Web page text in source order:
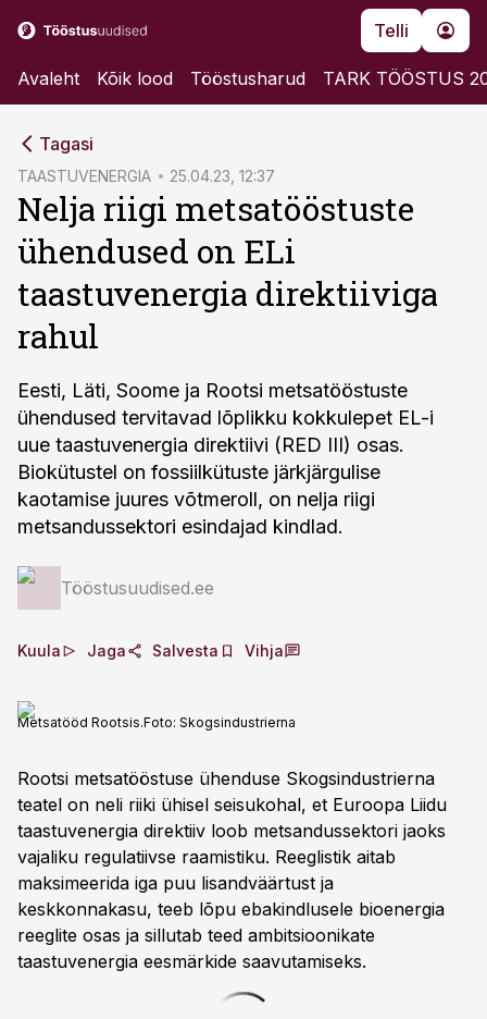
Telli
Avaleht Kõik lood Tööstusharud TARK TÖÖSTUS
Tagasi
TAASTUVENERGIA 25.04.23, 12:37
Nelja riigi metsatööstuste
ühendused on ELi
taastuvenergia direktiiviga
rahul
Eesti, Läti, Soome ja Rootsi metsatööstuste
ühendused tervitavad lõplikku kokkulepet EL-i
uue taastuvenergia direktiivi (RED III) osas.
Biokütustel on fossiilkütuste järkjärgulise
kaotamise juures võtmeroll, on nelja riigi
metsandussektori esindajad kindlad.
Tööstusuudised.ee
Kuula Jaga Salvesta Vihja
Metsatööd Rootsis.Foto: Skogsindustrierna
Rootsi metsatööstuse ühenduse Skogsindustrierna
teatel on neli riiki ühisel seisukohal, et Euroopa Liidu
taastuvenergia direktiiv loob metsandussektori jaoks
vajaliku regulatiivse raamistiku. Reeglistik aitab
maksimeerida iga puu lisandväärtust ja
keskkonnakasu, teeb lõpu ebakindlusele bioenergia
reeglite osas ja sillutab teed ambitsioonikate
taastuvenergia eesmärkide saavutamiseks.